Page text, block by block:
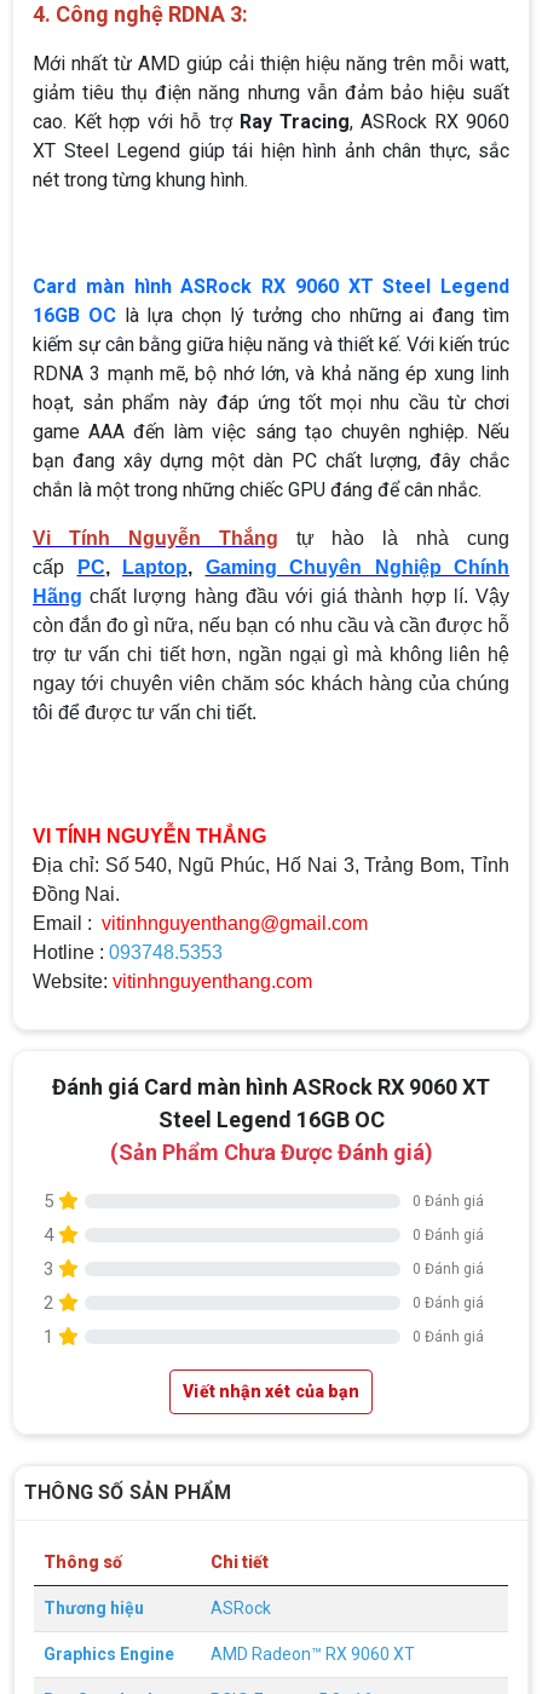
4. Công nghệ RDNA 3:
Mới nhất từ AMD giúp cải thiện hiệu năng trên mỗi watt,
giảm tiêu thụ điện năng nhưng vẫn đảm bảo hiệu suất
cao. Kết hợp với hỗ trợ Ray Tracing, ASRock RX 9060
XT Steel Legend giúp tái hiện hình ảnh chân thực, sắc
nét trong từng khung hình.
Card màn hình ASRock RX 9060 XT Steel Legend
16GB OClà lựa chọn lý tưởng cho những ai đang tìm
kiếm sự cân bằng giữa hiệu năng và thiết kế. Với kiến trúc
RDNA 3 mạnh mẽ, bộ nhớ lớn, và khả năng ép xung linh
hoạt, sản phẩm này đáp ứng tốt mọi nhu cầu từ chơi
game AAA đến làm việc sáng tạo chuyên nghiệp. Nếu
bạn đang xây dựng một dàn PC chất lượng, đây chắc
chắn là một trong những chiếc GPU đáng để cân nhắc.
Vi Tính Nguyễn Thắng tự hào là nhà cung
cấp
PC, Laptop, Gaming Chuyên Nghiệp Chính
Hãng chất lượng hàng đầu với giá thành hợp lí. Vậy
còn đắn đo gì nữa, nếu bạn có nhu cầu và cần được hỗ
trợ tư vấn chi tiết hơn, ngần ngại gì mà không liên hệ
ngay tới chuyên viên chăm sóc khách hàng của chúng
tôi để được tư vấn chi tiết.
VI TÍNH NGUYỄN THẮNG
Địa chỉ: Số 540, Ngũ Phúc, Hố Nai 3, Trảng Bom, Tỉnh
Đồng Nai.
Email : vitinhnguyenthang@gmail.com
Hotline : 093748.5353
Website: vitinhnguyenthang.com
Đánh giá Card màn hình ASRock RX 9060 XT
Steel Legend 16GB OC
(Sản Phẩm Chưa Được Đánh giá)
5 0 Đánh giá
4 0 Đánh giá
3 0 Đánh giá
2 0 Đánh giá
1 0 Đánh giá
Viết nhận xét của bạn
THÔNG SỐ SẢN PHẨM
Thông số Chi tiết
Thương hiệu ASRock
Graphics Engine AMD Radeon™ RX 9060 XT
Top 18 tựa game PC huyền thoại gắn liền
với tuổi thơ của game thủ Việt vào những